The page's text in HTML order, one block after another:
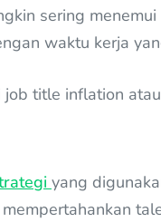
sering
waktu kerja
title inflation atau
yang